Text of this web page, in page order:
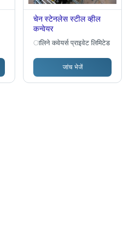
चेन स्टेनलेस स्टील व्हील
कन्वेयर
ालिने कवेयर्स प्राइवेट लिमिटेड
जांच भेजें